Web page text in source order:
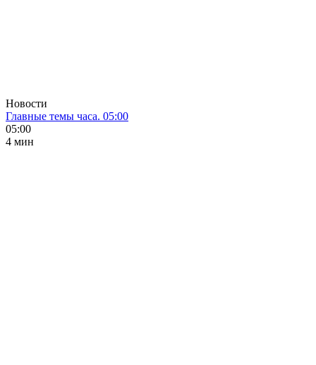
Новости
Главные темы часа. 05:00
05:00
4 мин